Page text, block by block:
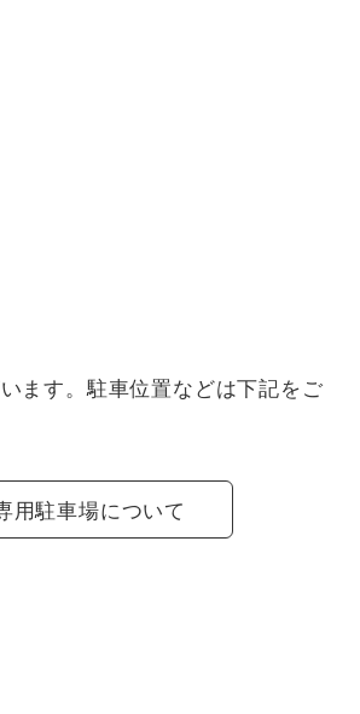
ます。駐車位置などは下記をご
用駐車場について